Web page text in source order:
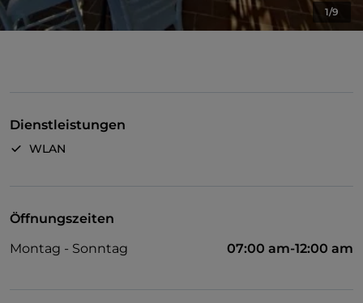
1/9
Dienstleistungen
WLAN
Öffnungszeiten
Montag - Sonntag
07:00 am-12:00 am